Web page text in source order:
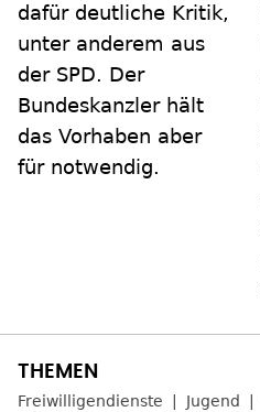
dafür deutliche Kritik,
unter anderem aus
der SPD. Der
Bundeskanzler hält
das Vorhaben aber
für notwendig.
Freiwilligendienste Jugend